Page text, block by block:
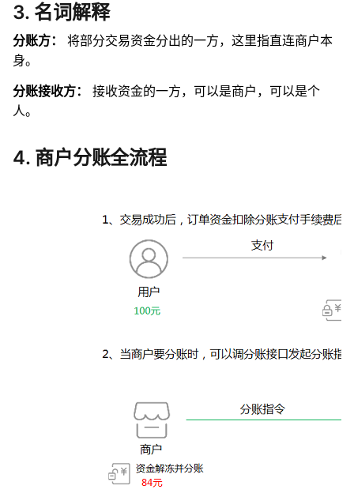
3. 名词解释
分账方：
将部分交易资金分出的一方，这里指直连商户本
身。
分账接收方：
接收资金的一方，可以是商户，可以是个
人。
4. 商户分账全流程